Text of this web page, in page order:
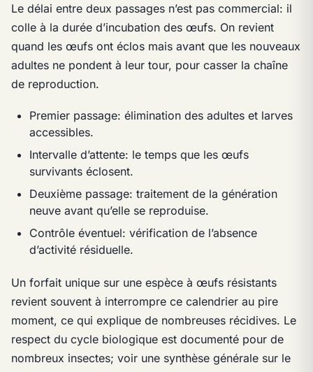
Le délai entre deux passages n’est pas commercial: il
colle à la durée d’incubation des œufs. On revient
quand les œufs ont éclos mais avant que les nouveaux
adultes ne pondent à leur tour, pour casser la chaîne
de reproduction.
Premier passage: élimination des adultes et larves
accessibles.
Intervalle d’attente: le temps que les œufs
survivants éclosent.
Deuxième passage: traitement de la génération
neuve avant qu’elle se reproduise.
Contrôle éventuel: vérification de l’absence
d’activité résiduelle.
Un forfait unique sur une espèce à œufs résistants
revient souvent à interrompre ce calendrier au pire
moment, ce qui explique de nombreuses récidives. Le
respect du cycle biologique est documenté pour de
nombreux insectes; voir une synthèse générale sur le